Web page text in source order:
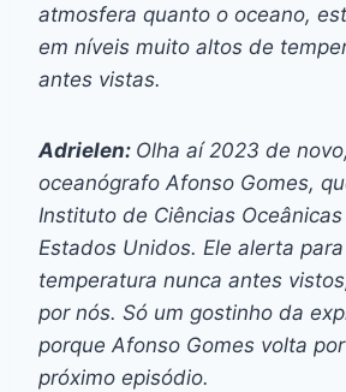
atmosfera quanto o oceano,
em níveis muito altos de
antes vistas.
Adrielen: Olha aí 2023 de
oceanógrafo Afonso Gomes,
Instituto de Ciências
Estados Unidos. Ele alerta
temperatura nunca antes
por nós. Só um gostinho da
porque Afonso Gomes volta
próximo episódio.